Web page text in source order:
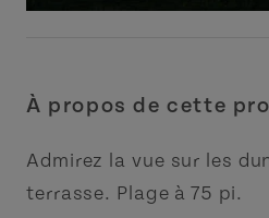
À propos de cette
Admirez la vue sur les
terrasse. Plage à 75 pi.